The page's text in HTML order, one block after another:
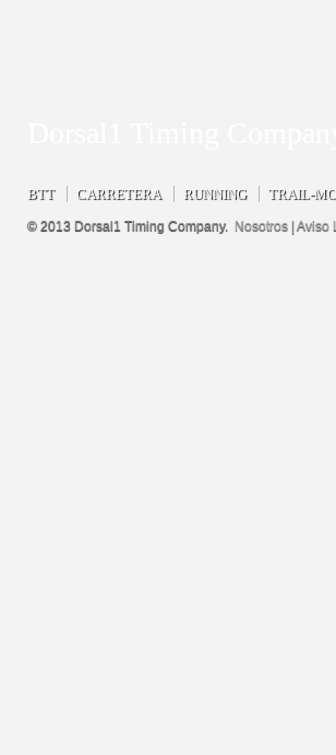
BTT CARRETERA RUNNING TRAIL-
© 2013 Dorsal1 Timing Company. Nosotros |Aviso